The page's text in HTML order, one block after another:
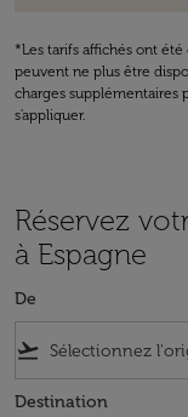
*Les tarifs affichés ont
peuvent ne plus être
charges supplémentaires
s'appliquer.
Réservez
à Espagne
De
flight_takeoff
Destination